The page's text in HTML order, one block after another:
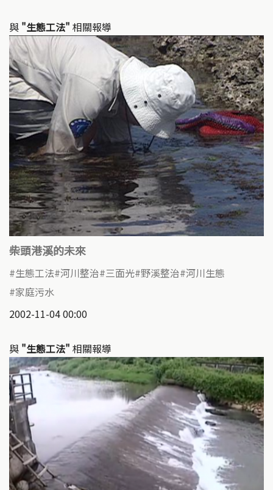
與 "生態工法" 相關報導
柴頭港溪的未來
生態工法 河川整治 三面光 野溪整治 河川生態
家庭污水
2002-11-04 00:00
與 "生態工法" 相關報導